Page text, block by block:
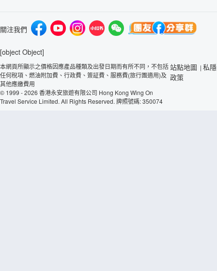
關注我們
[object Object]
本網頁所顯示之價格因應產品種類及出發日期而有所不同，不包括
任何稅項、燃油附加費、行政費、簽証費、服務費(旅行團適用)及
其他應繳費用
© 1999 - 2026 香港永安旅遊有限公司 Hong Kong Wing On
Travel Service Limited. All Rights Reserved. 牌照號碼: 350074
站點地圖 | 私隱
政策